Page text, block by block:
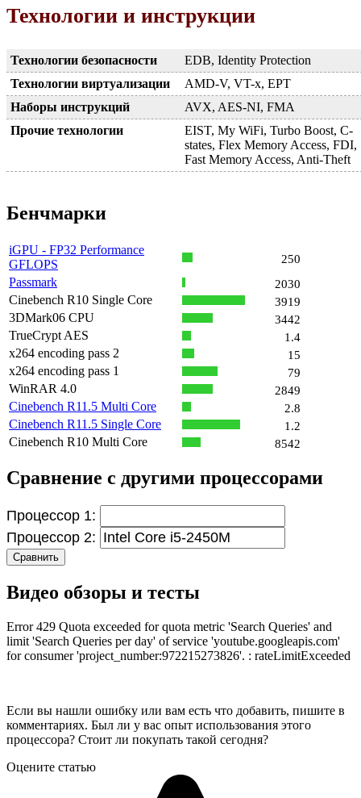
Технологии и инструкции
Технологии безопасности
EDB, Identity Protection
Технологии виртуализации
AMD-V, VT-x, EPT
Наборы инструкций
AVX, AES-NI, FMA
Прочие технологии
EIST, My WiFi, Turbo Boost, C-
states, Flex Memory Access, FDI,
Fast Memory Access, Anti-Theft
Бенчмарки
iGPU - FP32 Performance
GFLOPS
250
Passmark 2030
Cinebench R10 Single Core 3919
3DMark06 CPU 3442
TrueCrypt AES 1.4
x264 encoding pass 2 15
x264 encoding pass 1 79
WinRAR 4.0 2849
Cinebench R11.5 Multi Core 2.8
Cinebench R11.5 Single Core 1.2
Cinebench R10 Multi Core 8542
Сравнение с другими процессорами
Процессор 1:
Процессор 2:
Сравнить
Видео обзоры и тесты
Error 429 Quota exceeded for quota metric 'Search Queries' and
limit 'Search Queries per day' of service 'youtube.googleapis.com'
for consumer 'project_number:972215273826'. : rateLimitExceeded
Если вы нашли ошибку или вам есть что добавить, пишите в
комментариях. Был ли у вас опыт использования этого
процессора? Стоит ли покупать такой сегодня?
Оцените статью